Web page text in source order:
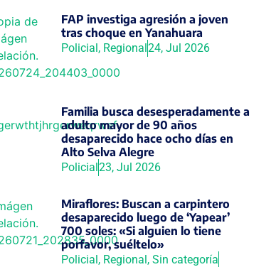
FAP investiga agresión a joven
tras choque en Yanahuara
Policial, Regional24, Jul 2026
Familia busca desesperadamente a
adulto mayor de 90 años
desaparecido hace ocho días en
Alto Selva Alegre
Policial23, Jul 2026
Miraflores: Buscan a carpintero
desaparecido luego de ‘Yapear’
700 soles: «Si alguien lo tiene
porfavor, suéltelo»
Policial, Regional, Sin categoría